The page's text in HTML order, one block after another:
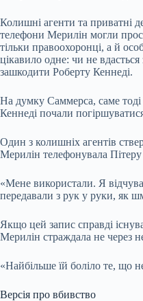
Колишні агенти та приватні
телефони Мерилін могли
тільки правоохоронці, а й
цікавило одне: чи не
зашкодити Роберту Кеннеді.
На думку Саммерса, саме
Кеннеді почали
Один з колишніх агентів
Мерилін телефонувала
«Мене використали. Я
передавали з рук у руки, як
Якщо цей запис справді
Мерилін страждала не через
«Найбільше їй боліло те, що
Версія про вбивство